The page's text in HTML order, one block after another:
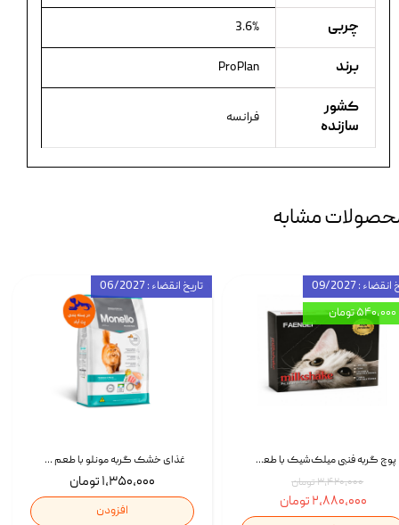
چربی 3.6%
برند ProPlan
کشور
سازنده
فرانسه
مشابه
غذای خشک گربه مونلو با طعم گوشت پرندگان و ماهی سالمون Monello Adult Hairball Control وزن 1 کیلوگرم
۱,۳۵۰,۰۰۰ تومان
افزودن
تاریخ انقضاء : 06/2027
پوچ گربه فنبی میلک‌شیک با طعم مرغ Faenbei Cat Milk Shake Pouch بسته 12 عددی
۳,۴۲۰,۰۰۰ تومان
۲,۸۸۰,۰۰۰ تومان
: 09/2027
۵۴۰,۰۰۰ تومان